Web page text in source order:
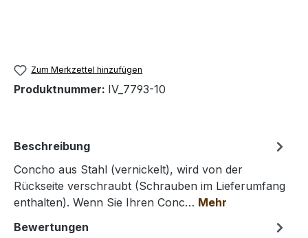
Zum Merkzettel hinzufügen
Produktnummer: IV_7793-10
Beschreibung
Concho aus Stahl (vernickelt), wird von der
Rückseite verschraubt (Schrauben im Lieferumfang
enthalten). Wenn Sie Ihren Conc… Mehr
Bewertungen